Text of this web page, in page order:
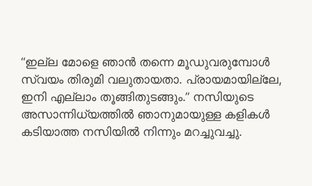
“ഇല്ല മോളെ ഞാൻ തന്നെ മൂഡുവരുമ്പോൾ
സ്വയം തിരുമി വലുതായതാ. പ്രായമായില്ലേ,
ഇനി എല്ലാം തൂങ്ങിതുടങ്ങും.” നസിയുടെ
അസാന്നിധ്യത്തിൽ ഞാനുമായുള്ള കളികൾ
കടിയാത്ത നസിയിൽ നിന്നും മറച്ചുവച്ചു.